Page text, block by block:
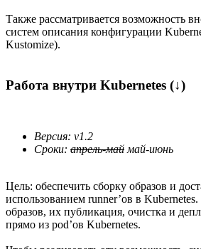
Также рассматривается возможность
систем описания конфигурации
Kustomize).
Работа внутри Kubernetes (↓)
Версия: v1.2
Сроки: апрель-май май-июнь
Цель: обеспечить сборку образов и
использованием runner’ов в
образов, их публикация, очистка и
прямо из pod’ов Kubernetes.